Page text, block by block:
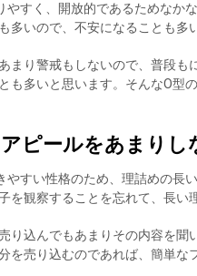
やすく、開放的であるためなか
多いので、不安になることも多
まり警戒もしないので、普段
も多いと思います。そんなO型
ピールをあまりし
やすい性格のため、理詰めの長
を観察することを忘れて、長い
り込んでもあまりその内容を
を売り込むのであれば、簡単